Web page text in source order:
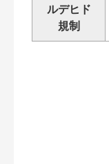
ルデヒド
規制